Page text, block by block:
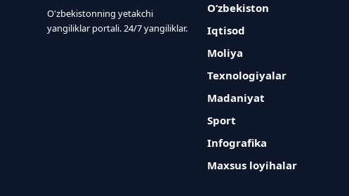
O'zbekistonning yetakchi
yangiliklar portali. 24/7 yangiliklar.
O‘zbekiston
Iqtisod
Moliya
Texnologiyalar
Madaniyat
Sport
Infografika
Maxsus loyihalar